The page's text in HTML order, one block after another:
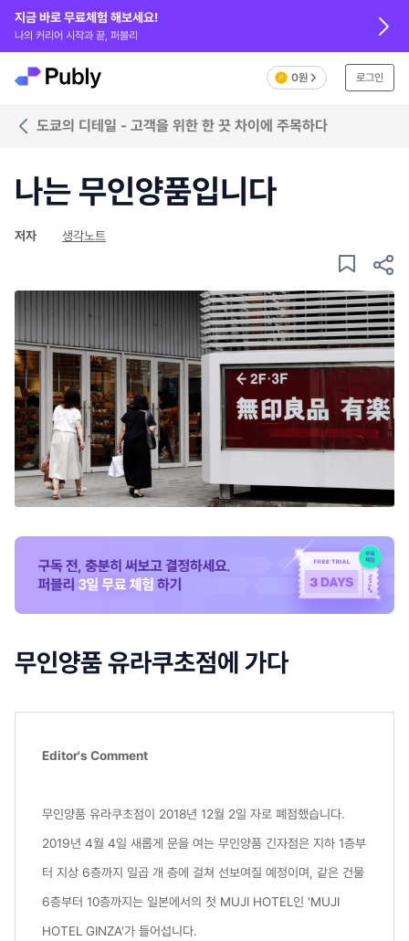
지금 바로 무료체험 해보세요!
나의 커리어 시작과 끝, 퍼블리
0원 로그인
도쿄의 디테일 - 고객을 위한 한 끗 차이에 주목하다
나는 무인양품입니다
저자 생각노트
무인양품 유라쿠초점에 가다
Editor's Comment
무인양품 유라쿠초점이 2018년 12월 2일 자로 폐점했습니다.
2019년 4월 4일 새롭게 문을 여는 무인양품 긴자점은 지하 1층부
터 지상 6층까지 일곱 개 층에 걸쳐 선보여질 예정이며, 같은 건물
6층부터 10층까지는 일본에서의 첫 MUJI HOTEL인 'MUJI
HOTEL GINZA'가 들어섭니다.